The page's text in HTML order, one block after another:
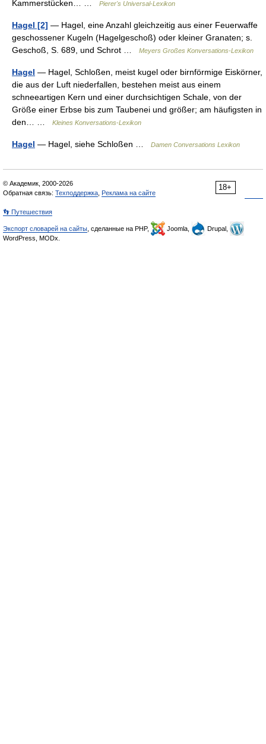
Kammerstücken… …
Pierer's Universal-Lexikon
Hagel [2] — Hagel, eine Anzahl gleichzeitig aus einer Feuerwaffe
geschossener Kugeln (Hagelgeschoß) oder kleiner Granaten; s.
Geschoß, S. 689, und Schrot …
Meyers Großes Konversations-Lexikon
Hagel — Hagel, Schloßen, meist kugel oder birnförmige Eiskörner,
die aus der Luft niederfallen, bestehen meist aus einem
schneeartigen Kern und einer durchsichtigen Schale, von der
Größe einer Erbse bis zum Taubenei und größer; am häufigsten in
den… …
Kleines Konversations-Lexikon
Hagel — Hagel, siehe Schloßen … Damen Conversations Lexikon
18+
© Академик, 2000-2026
Обратная связь: Техподдержка Реклама на сайте
👣 Путешествия
Экспорт словарей на сайты , сделанные на PHP, Joomla,
Drupal,
WordPress, MODx.